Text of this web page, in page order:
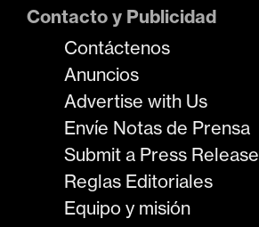
Contacto y Publicidad
Contáctenos
Anuncios
Advertise with Us
Envíe Notas de Prensa
Submit a Press Release
Reglas Editoriales
Equipo y misión